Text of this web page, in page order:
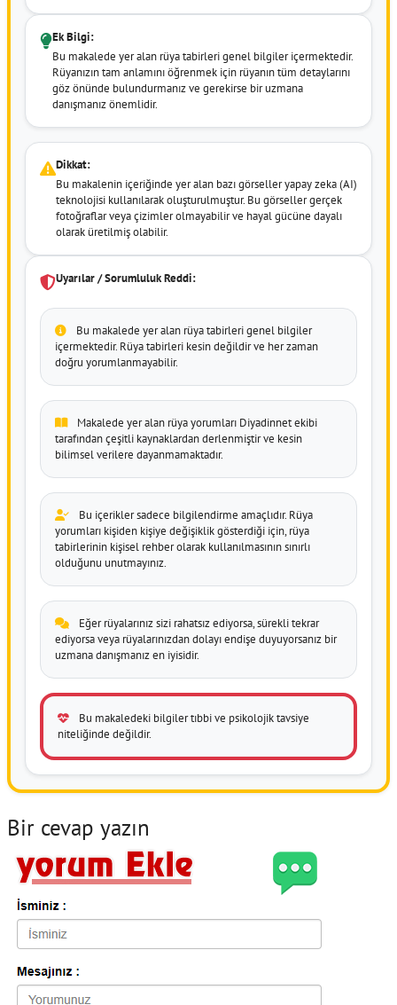
Ek Bilgi:
Bu makalede yer alan rüya tabirleri genel bilgiler içermektedir.
Rüyanızın tam anlamını öğrenmek için rüyanın tüm detaylarını
göz önünde bulundurmanız ve gerekirse bir uzmana
danışmanız önemlidir.
Dikkat:
Bu makalenin içeriğinde yer alan bazı görseller yapay zeka (AI)
teknolojisi kullanılarak oluşturulmuştur. Bu görseller gerçek
fotoğraflar veya çizimler olmayabilir ve hayal gücüne dayalı
olarak üretilmiş olabilir.
Uyarılar / Sorumluluk Reddi:
Bu makalede yer alan rüya tabirleri genel bilgiler
içermektedir. Rüya tabirleri kesin değildir ve her zaman
doğru yorumlanmayabilir.
Makalede yer alan rüya yorumları Diyadinnet ekibi
tarafından çeşitli kaynaklardan derlenmiştir ve kesin
bilimsel verilere dayanmamaktadır.
Bu içerikler sadece bilgilendirme amaçlıdır. Rüya
yorumları kişiden kişiye değişiklik gösterdiği için, rüya
tabirlerinin kişisel rehber olarak kullanılmasının sınırlı
olduğunu unutmayınız.
Eğer rüyalarınız sizi rahatsız ediyorsa, sürekli tekrar
ediyorsa veya rüyalarınızdan dolayı endişe duyuyorsanız bir
uzmana danışmanız en iyisidir.
Bu makaledeki bilgiler tıbbi ve psikolojik tavsiye
niteliğinde değildir.
Bir cevap yazın